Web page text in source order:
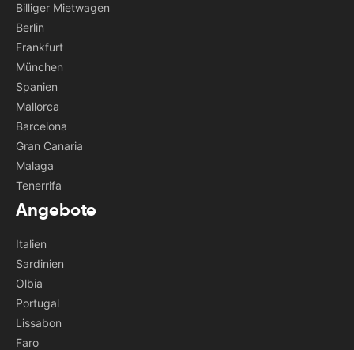
Billiger Mietwagen
Berlin
Frankfurt
München
Spanien
Mallorca
Barcelona
Gran Canaria
Malaga
Tenerrifa
Angebote
Italien
Sardinien
Olbia
Portugal
Lissabon
Faro